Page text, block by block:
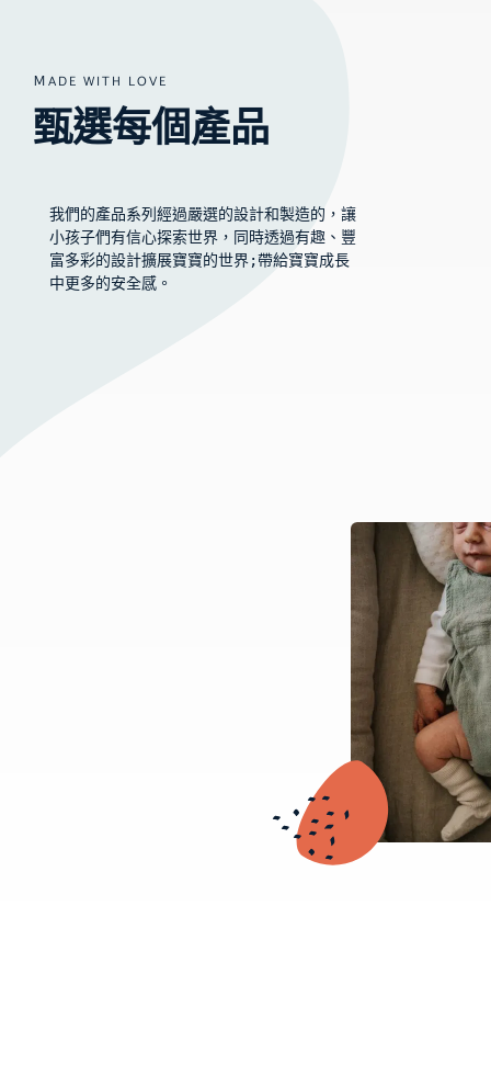
ＭADE WITH LOVE
甄選每個產品
我們的產品系列經過嚴選的設計和製造的，讓
小孩子們有信心探索世界，同時透過有趣、豐
富多彩的設計擴展寶寶的世界;帶給寶寶成長
中更多的安全感。
我們的產品
彩的設計擴